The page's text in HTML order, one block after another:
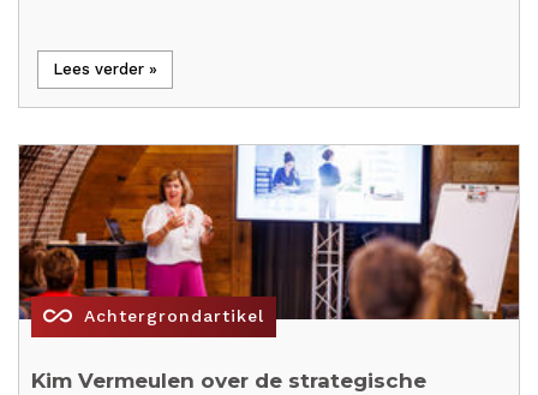
Lees verder »
all_inclusive Achtergrondartikel
Kim Vermeulen over de strategische